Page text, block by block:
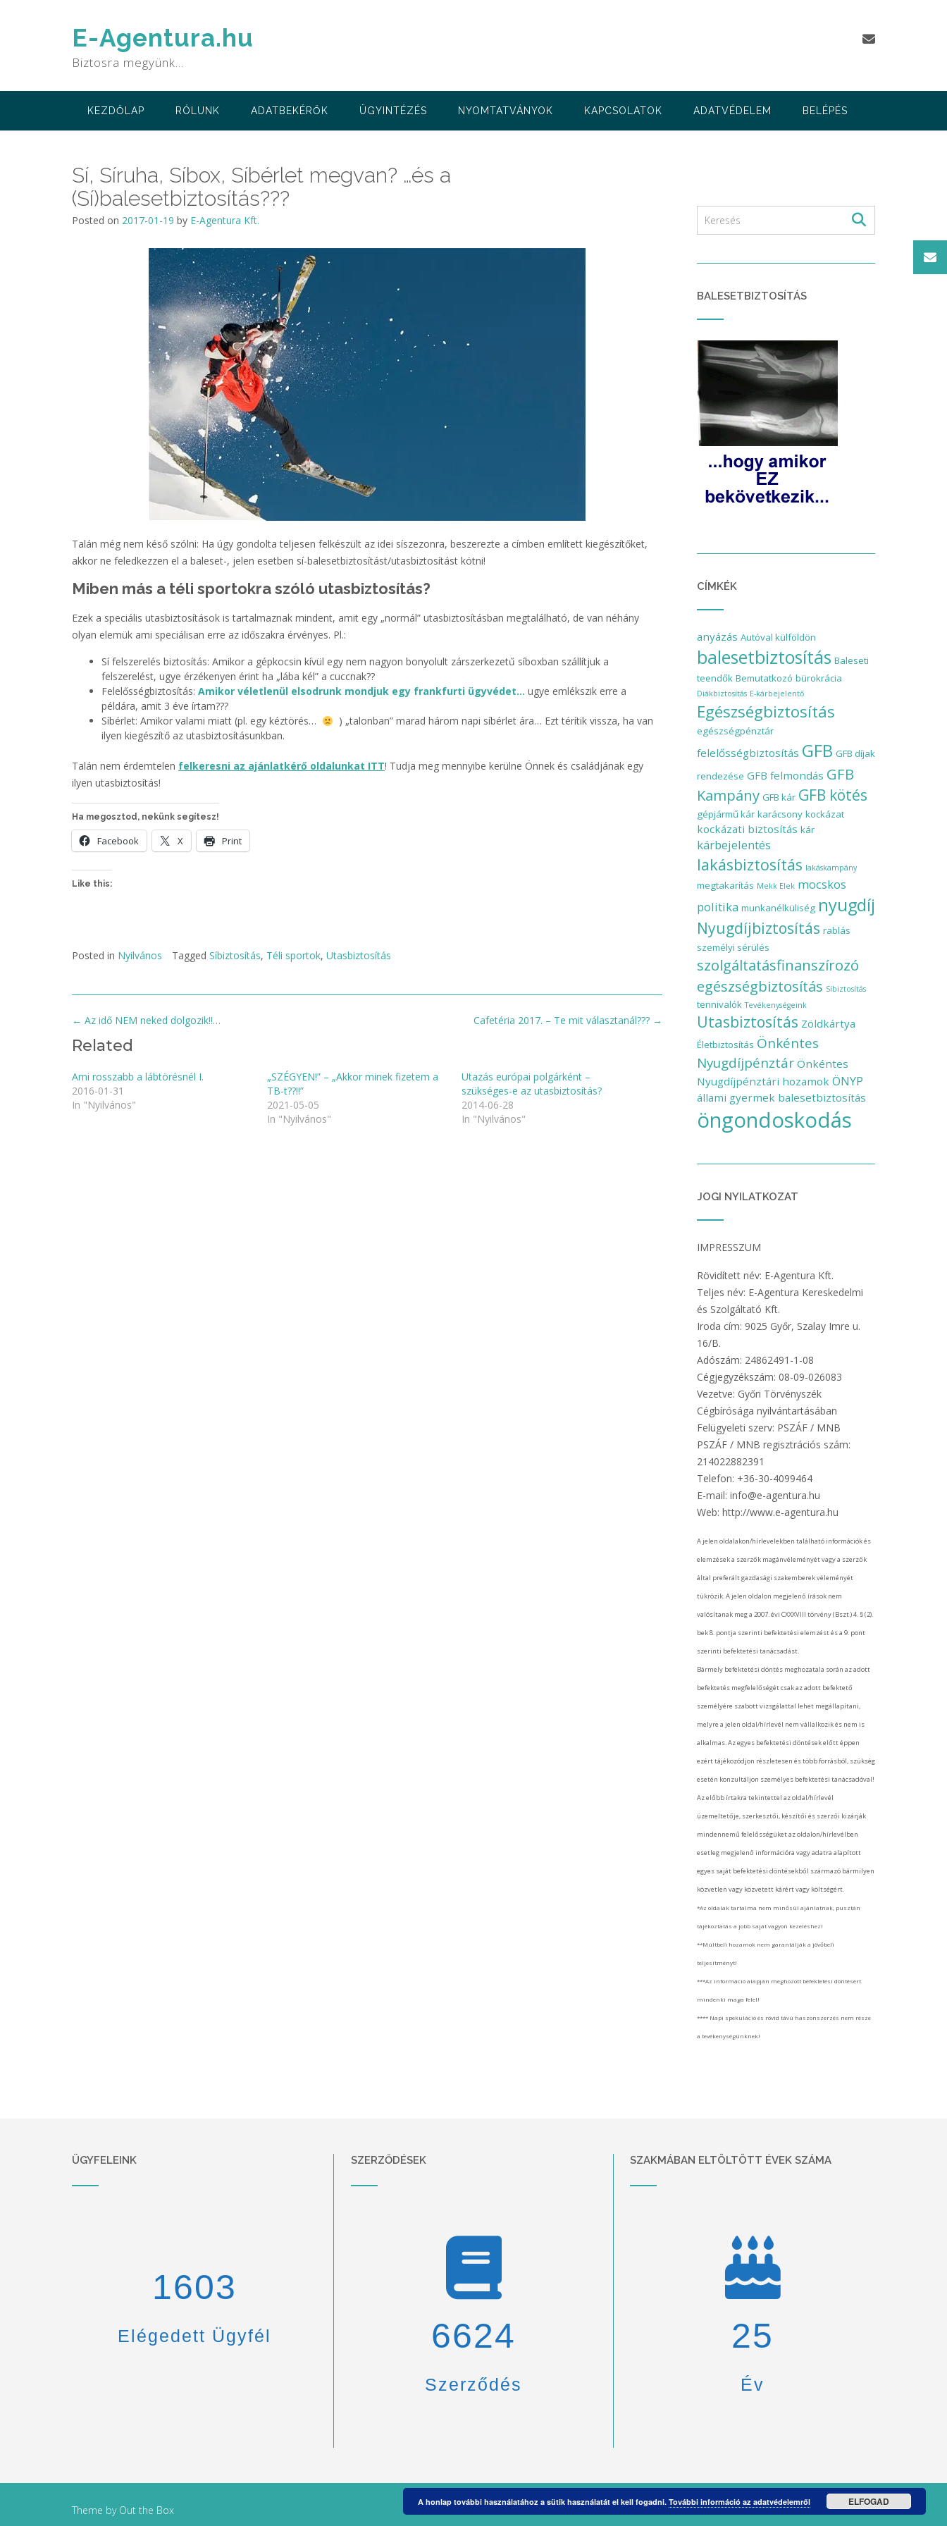
E-Agentura.hu
Biztosra megyünk…
KEZDŐLAP RÓLUNK ADATBEKÉRŐK ÜGYINTÉZÉS NYOMTATVÁNYOK KAPCSOLATOK ADATVÉDELEM BELÉPÉS
Sí, Síruha, Síbox, Síbérlet megvan? …és a
(Sí)balesetbiztosítás???
Posted on 2017-01-19 by E-Agentura Kft.
Talán még nem késő szólni: Ha úgy gondolta teljesen felkészült az idei síszezonra, beszerezte a címben említett kiegészítőket,
akkor ne feledkezzen el a baleset-, jelen esetben sí-balesetbiztosítást/utasbiztosítást kötni!
Miben más a téli sportokra szóló utasbiztosítás?
Ezek a speciális utasbiztosítások is tartalmaznak mindent, amit egy „normál” utasbiztosításban megtalálható, de van néhány
olyan elemük ami speciálisan erre az időszakra érvényes. Pl.:
Sí felszerelés biztosítás: Amikor a gépkocsin kívül egy nem nagyon bonyolult zárszerkezetű síboxban szállítjuk a
felszerelést, ugye érzékenyen érint ha „lába kél” a cuccnak??
Felelősségbiztosítás: Amikor véletlenül elsodrunk mondjuk egy frankfurti ügyvédet… ugye emlékszik erre a
példára, amit 3 éve írtam???
Síbérlet: Amikor valami miatt (pl. egy kéztörés…
) „talonban” marad három napi síbérlet ára… Ezt térítik vissza, ha van
ilyen kiegészítő az utasbiztosításunkban.
Talán nem érdemtelen felkeresni az ajánlatkérő oldalunkat ITT! Tudja meg mennyibe kerülne Önnek és családjának egy
ilyen utasbiztosítás!
Ha megosztod, nekünk segítesz!
Facebook X Print
Like this:
Posted in Nyilvános Tagged Síbiztosítás, Téli sportok, Utasbiztosítás
Post
Cafetéria 2017. – Te mit választanál??? →
← Az idő NEM neked dolgozik!!…
Related
Ami rosszabb a lábtörésnél I.
2016-01-31
In "Nyilvános"
„SZÉGYEN!” – „Akkor minek fizetem a
TB-t??!!”
2021-05-05
In "Nyilvános"
Utazás európai polgárként –
szükséges-e az utasbiztosítás?
2014-06-28
In "Nyilvános"
BALESETBIZTOSÍTÁS
CÍMKÉK
anyázás Autóval külföldön
balesetbiztosítás Baleseti
teendők Bemutatkozó bürokrácia
Diákbiztosítás E-kárbejelentő
Egészségbiztosítás
egészségpénztár
felelősségbiztosítás GFB GFB díjak
rendezése GFB felmondás GFB
Kampány GFB kár GFB kötés
gépjármű kár karácsony kockázat
kockázati biztosítás kár
kárbejelentés
lakásbiztosítás lakáskampány
megtakarítás Mekk Elek mocskos
politika munkanélküliség nyugdíj
Nyugdíjbiztosítás rablás
személyi sérülés
szolgáltatásfinanszírozó
egészségbiztosítás Síbiztosítás
tennivalók Tevékenységeink
Utasbiztosítás Zöldkártya
Életbiztosítás Önkéntes
Nyugdíjpénztár Önkéntes
Nyugdíjpénztári hozamok ÖNYP
állami gyermek balesetbiztosítás
öngondoskodás
JOGI NYILATKOZAT
IMPRESSZUM
Rövidített név: E-Agentura Kft.
Teljes név: E-Agentura Kereskedelmi
és Szolgáltató Kft.
Iroda cím: 9025 Győr, Szalay Imre u.
16/B.
Adószám: 24862491-1-08
Cégjegyzékszám: 08-09-026083
Vezetve: Győri Törvényszék
Cégbírósága nyilvántartásában
Felügyeleti szerv: PSZÁF / MNB
PSZÁF / MNB regisztrációs szám:
214022882391
Telefon: +36-30-4099464
E-mail: info@e-agentura.hu
Web: http://www.e-agentura.hu
A jelen oldalakon/hírlevelekben található információk és
elemzések a szerzők magánvéleményét vagy a szerzők
által preferált gazdasági szakemberek véleményét
tükrözik. A jelen oldalon megjelenő írások nem
valósítanak meg a 2007. évi CXXXVIII törvény (Bszt.) 4. § (2).
bek 8. pontja szerinti befektetési elemzést és a 9. pont
szerinti befektetési tanácsadást.
Bármely befektetési döntés meghozatala során az adott
befektetés megfelelőségét csak az adott befektető
személyére szabott vizsgálattal lehet megállapítani,
melyre a jelen oldal/hírlevél nem vállalkozik és nem is
alkalmas. Az egyes befektetési döntések előtt éppen
ezért tájékozódjon részletesen és több forrásból, szükség
esetén konzultáljon személyes befektetési tanácsadóval!
Az előbb írtakra tekintettel az oldal/hírlevél
üzemeltetője, szerkesztői, készítői és szerzői kizárják
mindennemű felelősségüket az oldalon/hírlevélben
esetleg megjelenő információra vagy adatra alapított
egyes saját befektetési döntésekből származó bármilyen
közvetlen vagy közvetett kárért vagy költségért.
*Az oldalak tartalma nem minősül ajánlatnak, pusztán
tájékoztatás a jobb saját vagyon kezeléshez!
**Múltbeli hozamok nem garantálják a jövőbeli
teljesítményt!
***Az információ alapján meghozott befektetési döntésért
mindenki maga felel!
**** Napi spekuláció és rövid távú haszonszerzés nem része
a tevékenységünknek!
ÜGYFELEINK
1670
Elégedett Ügyfél
SZERZŐDÉSEK
6900
Szerződés
SZAKMÁBAN ELTÖLTÖTT ÉVEK SZÁMA
26
Év
Theme by Out the Box
A honlap további használatához a sütik használatát el kell fogadni. További információ az adatvédelemről ELFOGAD